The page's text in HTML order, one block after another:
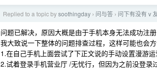
Replied to a topic bysoothingday › 问与答 › 问下有没有 v
问题已解决，原因大概是由于手机本身无法成功注
我大致说一下整体的问题排查过程，这样可能也会
1.在自己手机上面尝试了下正文说的手动设置漫游
2.试着登录手机营业厅 /无忧行，但因为之前没登录